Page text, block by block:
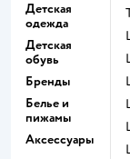
Детская
одежда
Детская
обувь
Бренды
Белье и
пижамы
Аксессуары